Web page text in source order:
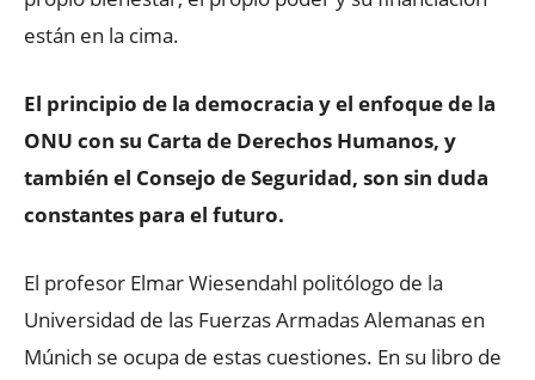
están en la cima.
El principio de la democracia y el enfoque de la
ONU con su Carta de Derechos Humanos, y
también el Consejo de Seguridad, son sin duda
constantes para el futuro.
El profesor Elmar Wiesendahl politólogo de la
Universidad de las Fuerzas Armadas Alemanas en
Múnich se ocupa de estas cuestiones. En su libro de